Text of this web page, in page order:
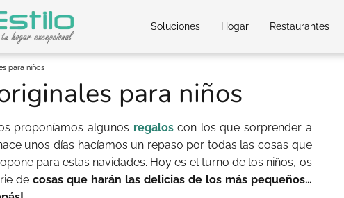
Soluciones Hogar Restaurantes
para niños
para niños
proponíamos algunos regaloscon los que sorprender a
unos días hacíamos un repaso por todas las cosas que
para estas navidades. Hoy es el turno de los niños, os
de cosas que harán las delicias de los más pequeños…